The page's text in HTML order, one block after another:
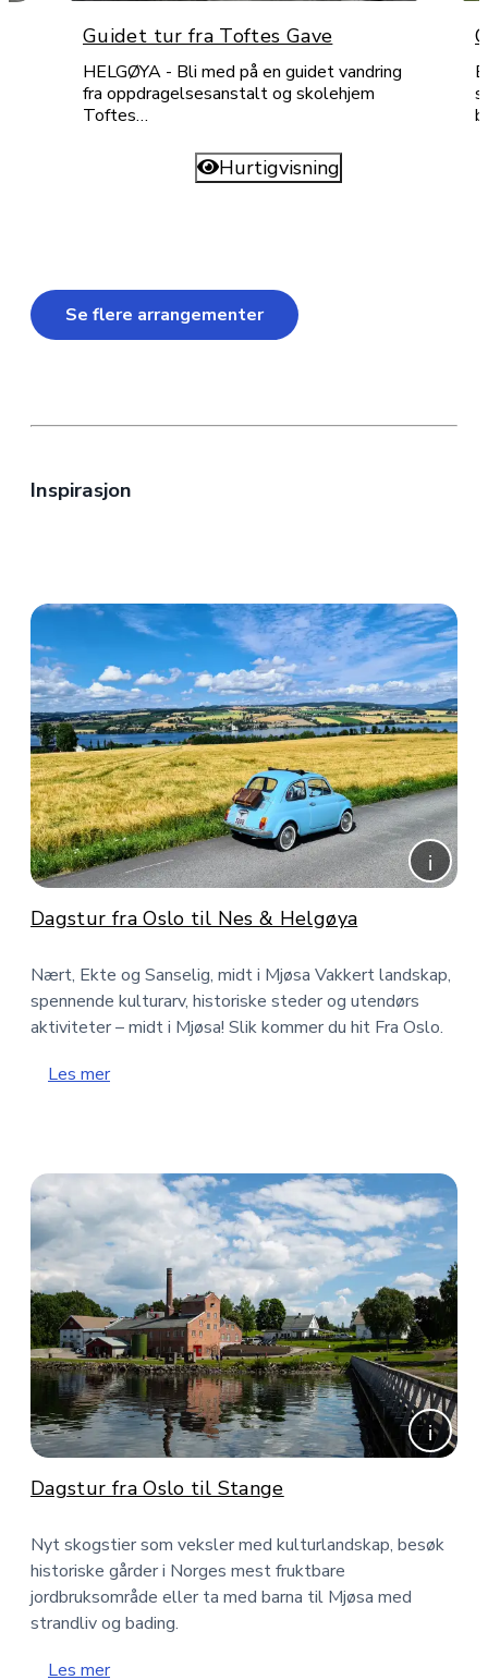
Guidet tur fra Toftes Gave
HELGØYA - Bli med på en guidet vandring
fra oppdragelsesanstalt og skolehjem
Toftes…
Hurtigvisning
Se flere arrangementer
Inspirasjon
Dagstur fra Oslo til Nes & Helgøya
Nært, Ekte og Sanselig, midt i Mjøsa Vakkert landskap,
spennende kulturarv, historiske steder og utendørs
aktiviteter – midt i Mjøsa! Slik kommer du hit Fra Oslo.
Les mer
Dagstur fra Oslo til Stange
Nyt skogstier som veksler med kulturlandskap, besøk
historiske gårder i Norges mest fruktbare
jordbruksområde eller ta med barna til Mjøsa med
strandliv og bading.
Les mer